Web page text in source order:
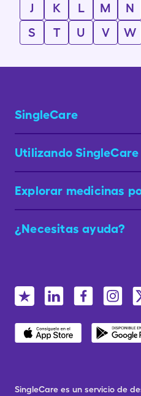
J
K L M N
S
T U V W
SingleCare
Utilizando SingleCare
Explorar medicinas
¿Necesitas ayuda?
SingleCare es un servicio de